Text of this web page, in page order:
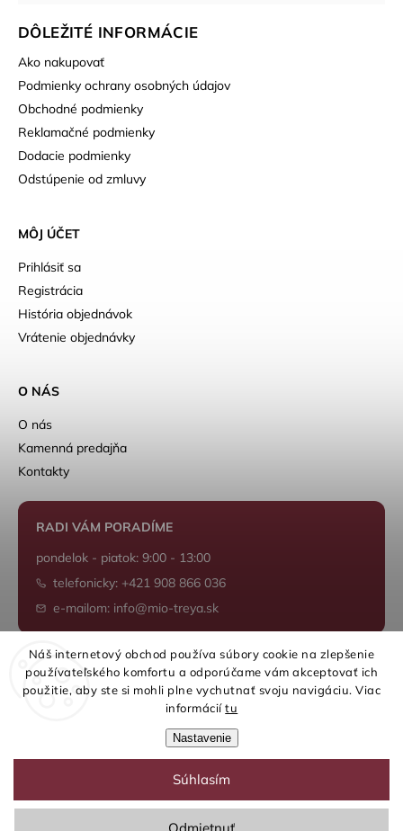
Náš internetový obchod používa súbory cookie na zlepšenie
používateľského komfortu a odporúčame vám akceptovať ich
použitie, aby ste si mohli plne vychutnať svoju navigáciu. Viac
informáciítu
Nastavenie
Súhlasím
DÔLEŽITÉ INFORMÁCIE
Ako nakupovať
Podmienky ochrany osobných údajov
Obchodné podmienky
Reklamačné podmienky
Dodacie podmienky
Odstúpenie od zmluvy
MÔJ ÚČET
Prihlásiť sa
Registrácia
História objednávok
Vrátenie objednávky
O NÁS
O nás
Kamenná predajňa
Kontakty
RADI VÁM PORADÍME
pondelok - piatok: 9:00 - 13:00
telefonicky: +421 908 866 036
e-mailom: info@mio-treya.sk
Shoptet.sk
Upraviť nastavenie cookies